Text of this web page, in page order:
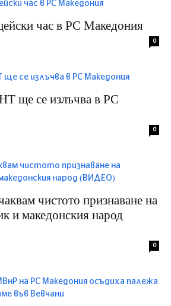
час в РС Македония
0
ще се излъчва в РС
0
чистото признаване на
и македонския народ
0